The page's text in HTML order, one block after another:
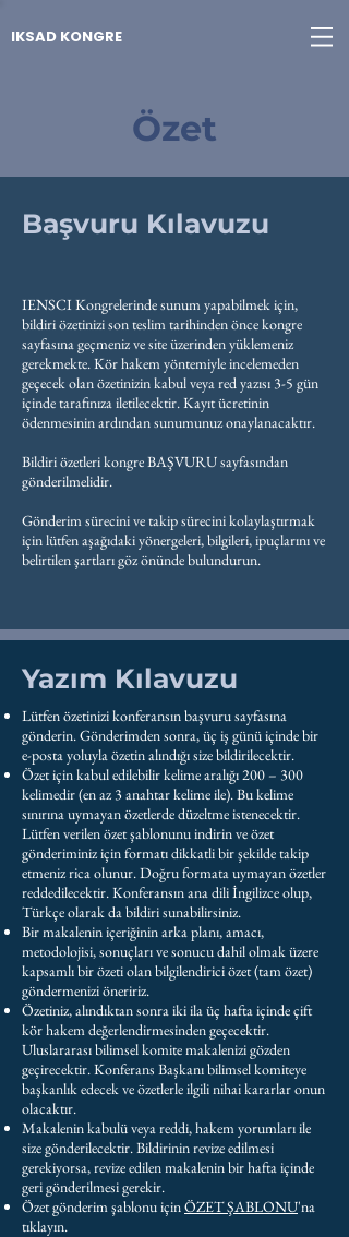
IKSAD KONGRE
Özet
Başvuru Kılavuzu
IENSCI Kongrelerinde sunum yapabilmek için,
bildiri özetinizi son teslim tarihinden önce kongre
sayfasına geçmeniz ve site üzerinden yüklemeniz
gerekmekte. Kör hakem yöntemiyle incelemeden
geçecek olan özetinizin kabul veya red yazısı 3-5 gün
içinde tarafınıza iletilecektir. Kayıt ücretinin
ödenmesinin ardından sunumunuz onaylanacaktır.
Bildiri özetleri kongre BAŞVURU sayfasından
gönderilmelidir.
Gönderim sürecini ve takip sürecini kolaylaştırmak
için lütfen aşağıdaki yönergeleri, bilgileri, ipuçlarını ve
belirtilen şartları göz önünde bulundurun.
Yazım Kılavuzu
Lütfen özetinizi konferansın başvuru sayfasına
gönderin. Gönderimden sonra, üç iş günü içinde bir
e-posta yoluyla özetin alındığı size bildirilecektir.
Özet için kabul edilebilir kelime aralığı 200 – 300
kelimedir (en az 3 anahtar kelime ile). Bu kelime
sınırına uymayan özetlerde düzeltme istenecektir.
Lütfen verilen özet şablonunu indirin ve özet
gönderiminiz için formatı dikkatli bir şekilde takip
etmeniz rica olunur. Doğru formata uymayan özetler
reddedilecektir. Konferansın ana dili İngilizce olup,
Türkçe olarak da bildiri sunabilirsiniz.
Bir makalenin içeriğinin arka planı, amacı,
metodolojisi, sonuçları ve sonucu dahil olmak üzere
kapsamlı bir özeti olan bilgilendirici özet (tam özet)
göndermenizi öneririz.
Özetiniz, alındıktan sonra iki ila üç hafta içinde çift
kör hakem değerlendirmesinden geçecektir.
Uluslararası bilimsel komite makalenizi gözden
geçirecektir. Konferans Başkanı bilimsel komiteye
başkanlık edecek ve özetlerle ilgili nihai kararlar onun
olacaktır.
Makalenin kabulü veya reddi, hakem yorumları ile
size gönderilecektir. Bildirinin revize edilmesi
gerekiyorsa, revize edilen makalenin bir hafta içinde
geri gönderilmesi gerekir.
Özet gönderim şablonu içinÖZET ŞABLONU'na
tıklayın.